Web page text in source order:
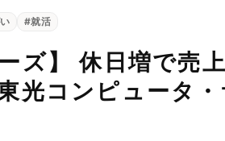
#就活
ズ】 休日増で売
コンピュータ・